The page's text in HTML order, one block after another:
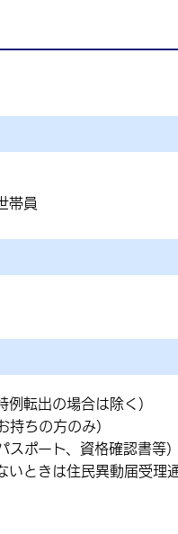
帯員
転出の場合は除く）
持ちの方のみ）
ポート、資格確認書等）
いときは住民異動届受理